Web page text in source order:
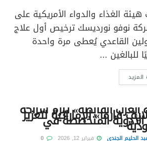
الغذاء والدواء الأمريكية على
نوفو نورديسك ترخيص أول علاج
القاعدي يُعطى مرة واحدة
للبالغين ...
المزيد
العرب القابضة» تبرم شراكة
فارما» الإماراتية لتعزيز
الأدوية المتخصصة في
الحليم الجندي فبراير 12, 2026